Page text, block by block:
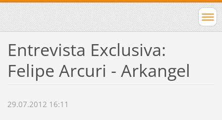
Entrevista Exclusiva:
Felipe Arcuri - Arkangel
29.07.2012 16:11